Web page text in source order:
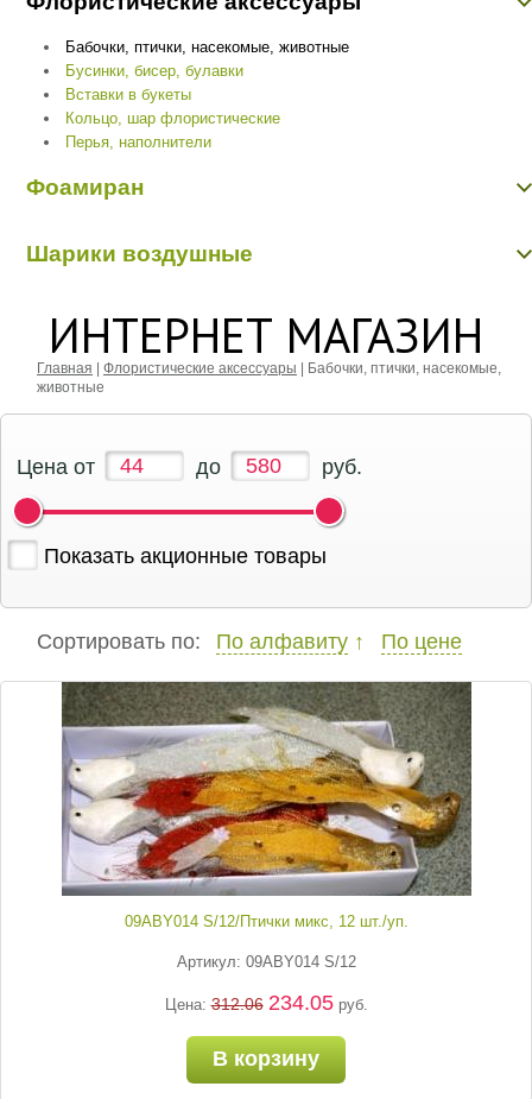
Бабочки, птички, насекомые, животные
Бусинки, бисер, булавки
Вставки в букеты
Кольцо, шар флористические
Перья, наполнители
Фоамиран
Шарики воздушные
ИНТЕРНЕТ МАГАЗИН
Главная Флористические аксессуары
Бабочки, птички, насекомые,
животные
Цена от до руб.
Показать акционные товары
Сортировать по: По алфавиту По цене
09ABY014 S/12/Птички микс, 12 шт./уп.
Артикул: 09ABY014 S/12
Цена:312.06 234.05руб.
В корзину